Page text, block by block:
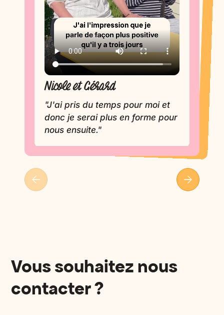
Nicole et Gérard
"J'ai pris du temps pour moi et
donc je serai plus en forme pour
nous ensuite."
Evelyne
"J'apprécie la formule
extrêmement individualisée et
souple."
Vous souhaitez nous
contacter ?